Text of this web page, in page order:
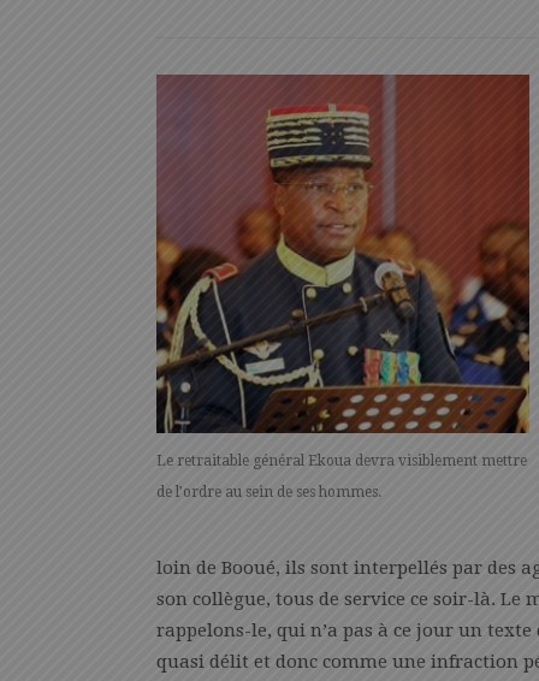
Le retraitable général Ekoua devra visiblement mettre
de l’ordre au sein de ses hommes.
loin de Booué, ils sont interpellés par des
son collègue, tous de service ce soir-là.
rappelons-le, qui n’a pas à ce jour un
quasi délit et donc comme une infraction